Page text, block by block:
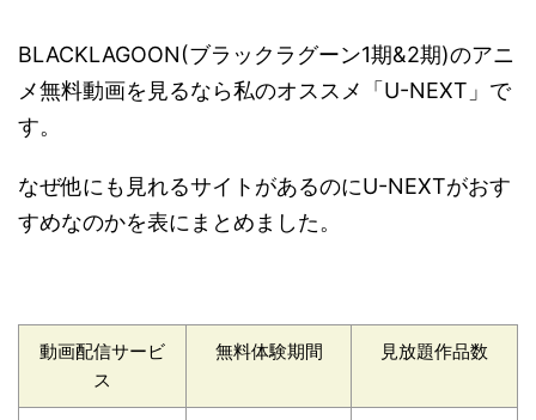
BLACKLAGOON(ブラックラグーン1期&2期)のアニ
メ無料動画を見るなら私のオススメ「U-NEXT」で
す。
なぜ他にも見れるサイトがあるのにU-NEXTがおす
すめなのかを表にまとめました。
動画配信サービ
ス
無料体験期間 見放題作品数